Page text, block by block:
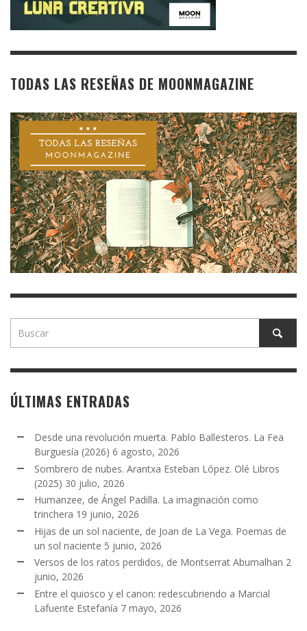
TODAS LAS RESEÑAS DE MOONMAGAZINE
ÚLTIMAS ENTRADAS
Desde una revolución muerta. Pablo Ballesteros. La Fea
Burguesía (2026) 6 agosto, 2026
Sombrero de nubes. Arantxa Esteban López. Olé Libros
(2025) 30 julio, 2026
Humanzee, de Ángel Padilla. La imaginación como
trinchera 19 junio, 2026
Hijas de un sol naciente, de Joan de La Vega. Poemas de
un sol naciente 5 junio, 2026
Versos de los ratos perdidos, de Montserrat Abumalhan 2
junio, 2026
Entre el quiosco y el canon: redescubriendo a Marcial
Lafuente Estefanía 7 mayo, 2026